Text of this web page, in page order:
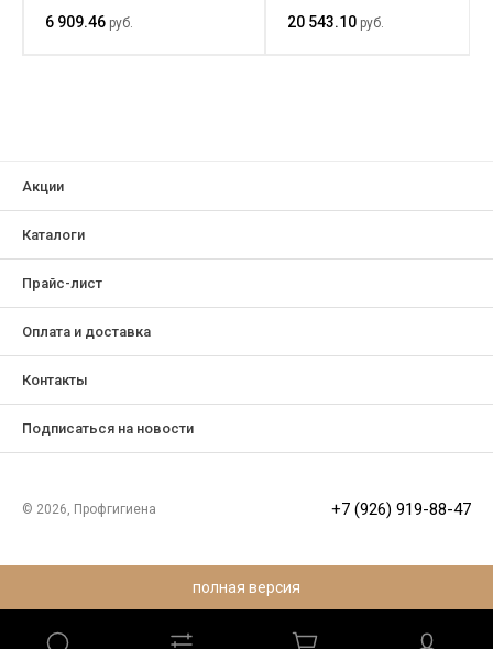
6 909.46 руб. 20 543.10 руб.
Акции
Каталоги
Прайс-лист
Оплата и доставка
Контакты
Подписаться на новости
© 2026, Профгигиена +7 (926) 919-88-47
полная версия